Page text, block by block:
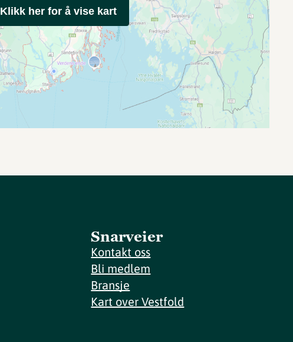
Klikk her for å vise kart
Snarveier
Kontakt oss
Bli medlem
Bransje
Kart over Vestfold